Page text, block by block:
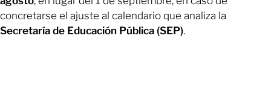
concretarse el ajuste al calendario que analiza la
Secretaría de Educación Pública (SEP).